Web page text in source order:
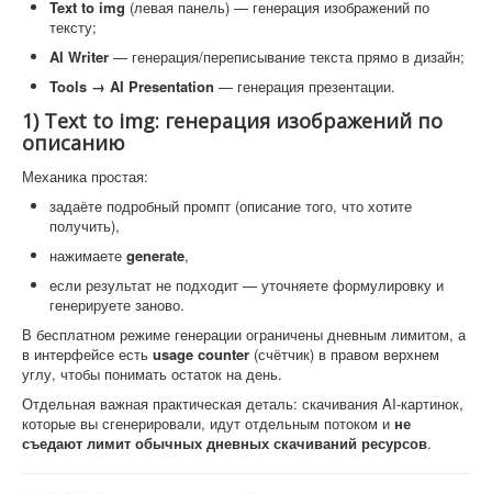
Text to img (левая панель) — генерация изображений по
тексту;
AI Writer — генерация/переписывание текста прямо в дизайн;
Tools → AI Presentation — генерация презентации.
1) Text to img: генерация изображений по
описанию
Механика простая:
задаёте подробный промпт (описание того, что хотите
получить),
нажимаете generate,
если результат не подходит — уточняете формулировку и
генерируете заново.
В бесплатном режиме генерации ограничены дневным лимитом, а
в интерфейсе есть usage counter (счётчик) в правом верхнем
углу, чтобы понимать остаток на день.
Отдельная важная практическая деталь: скачивания AI-картинок,
которые вы сгенерировали, идут отдельным потоком и не
съедают лимит обычных дневных скачиваний ресурсов.